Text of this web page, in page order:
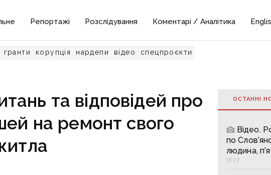
Репортажі Розслідування Коментарі / Аналітика
гранти корупція нардепи відео спецпроєкти
та відповідей про
на ремонт свого
ОСТАННІ
Відео.
по
людина,
16:27